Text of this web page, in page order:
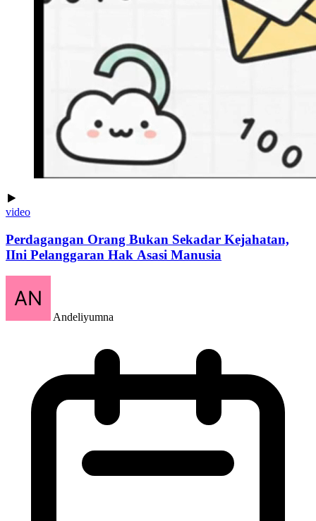
video
Perdagangan Orang Bukan Sekadar Kejahatan,
IIni Pelanggaran Hak Asasi Manusia
Andeliyumna